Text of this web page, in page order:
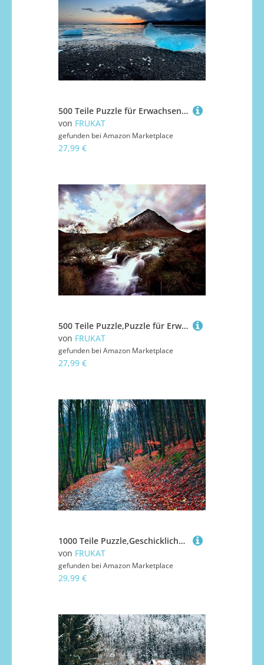
500 Teile Puzzle für Erwachsene und Kinder ab 14 Jahren Puzzle für Wohnkultur - Island jokulsarlon Beach 52x38cm
von FRUKAT
gefunden bei Amazon Marketplace
27,99 €
500 Teile Puzzle,Puzzle für Erwachsene,Puzzle Farbenfrohes - Berg Fluss Bach Spitze 52x38cm
von FRUKAT
gefunden bei Amazon Marketplace
27,99 €
1000 Teile Puzzle,Geschicklichkeitsspiel für Die Ganze Familie - Wälder Pfad Herbst 75x50cm
von FRUKAT
gefunden bei Amazon Marketplace
29,99 €